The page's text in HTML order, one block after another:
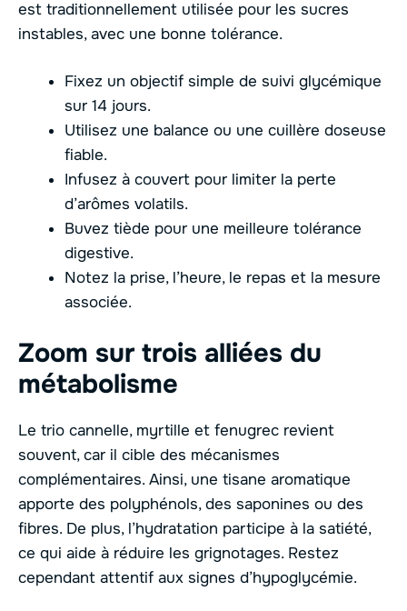
est traditionnellement utilisée pour les sucres
instables, avec une bonne tolérance.
Fixez un objectif simple de suivi glycémique
sur 14 jours.
Utilisez une balance ou une cuillère doseuse
fiable.
Infusez à couvert pour limiter la perte
d’arômes volatils.
Buvez tiède pour une meilleure tolérance
digestive.
Notez la prise, l’heure, le repas et la mesure
associée.
Zoom sur trois alliées du
métabolisme
Le trio cannelle, myrtille et fenugrec revient
souvent, car il cible des mécanismes
complémentaires. Ainsi, une tisane aromatique
apporte des polyphénols, des saponines ou des
fibres. De plus, l’hydratation participe à la satiété,
ce qui aide à réduire les grignotages. Restez
cependant attentif aux signes d’hypoglycémie.